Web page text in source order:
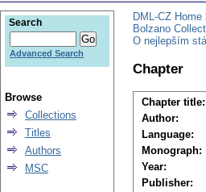
DML-CZ Home
Bolzano
O nejlepším
Chapter
Chapter title:
Author:
Language:
Monograph:
Year:
Publisher:
Search
Advanced Search
Browse
Collections
Titles
Authors
MSC